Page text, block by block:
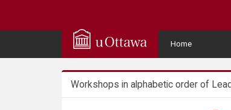
Home
User
Menu
Workshops in alphabetic order of